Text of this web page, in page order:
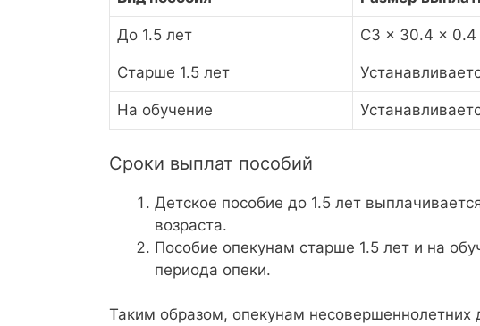
До 1.5 лет СЗ × 30.4 × 0.4
Старше 1.5 лет
На обучение
Сроки выплат пособий
Детское пособие до 1.5 лет
возраста.
Пособие опекунам старше 1.5 лет и на
периода опеки.
Таким образом, опекунам